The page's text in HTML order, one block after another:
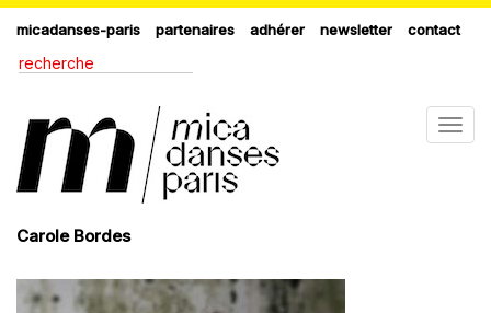
micadanses-paris partenaires adhérer newsletter contact
Carole Bordes